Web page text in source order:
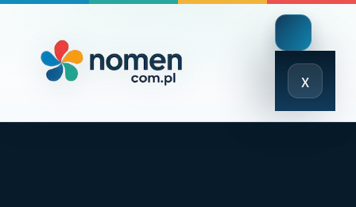
x
Close
Menu